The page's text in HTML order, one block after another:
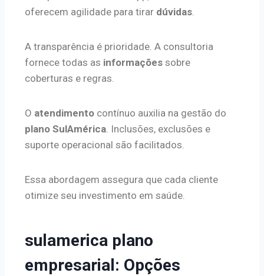
oferecem agilidade para tirar dúvidas.
A transparência é prioridade. A consultoria
fornece todas as informações sobre
coberturas e regras.
O atendimento contínuo auxilia na gestão do
plano SulAmérica. Inclusões, exclusões e
suporte operacional são facilitados.
Essa abordagem assegura que cada cliente
otimize seu investimento em saúde.
sulamerica plano
empresarial: Opções